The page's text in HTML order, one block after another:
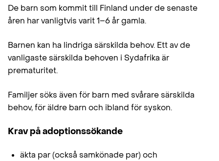
De barn som kommit till Finland under de senaste
åren har vanligtvis varit 1–6 år gamla.
Barnen kan ha lindriga särskilda behov. Ett av de
vanligaste särskilda behoven i Sydafrika är
prematuritet.
Familjer söks även för barn med svårare särskilda
behov, för äldre barn och ibland för syskon.
Krav på adoptionssökande
äkta par (också samkönade par) och